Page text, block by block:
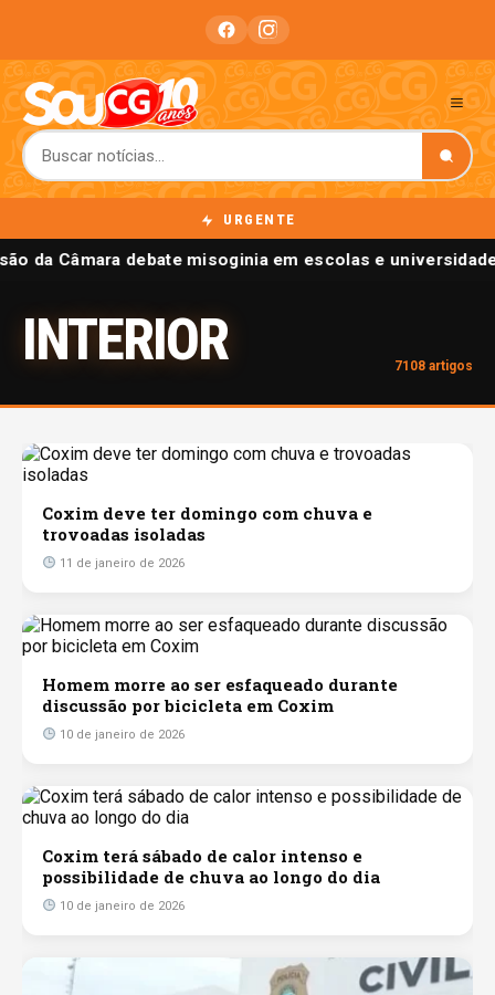
URGENTE
da Câmara debate misoginia em escolas e
INTERIOR 7108 artigos
Coxim deve ter domingo com chuva e
trovoadas isoladas
11 de janeiro de 2026
Homem morre ao ser esfaqueado durante
discussão por bicicleta em Coxim
10 de janeiro de 2026
Coxim terá sábado de calor intenso e
possibilidade de chuva ao longo do dia
10 de janeiro de 2026